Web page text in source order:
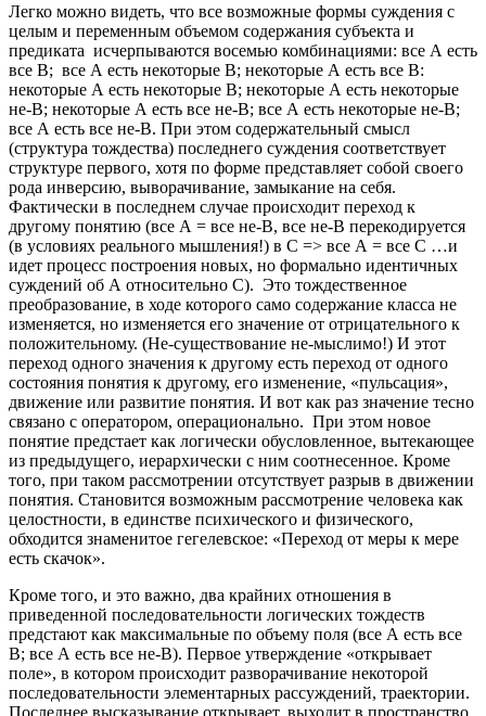
Легко можно видеть, что все возможные формы суждения с
целым и переменным объемом содержания субъекта и
предиката исчерпываются восемью комбинациями: все А есть
все В; все А есть некоторые В; некоторые А есть все В:
некоторые А есть некоторые В; некоторые А есть некоторые
не-В; некоторые А есть все не-В; все А есть некоторые не-В;
все А есть все не-В. При этом содержательный смысл
(структура тождества) последнего суждения соответствует
структуре первого, хотя по форме представляет собой своего
рода инверсию, выворачивание, замыкание на себя.
Фактически в последнем случае происходит переход к
другому понятию (все А = все не-В, все не-В перекодируется
(в условиях реального мышления!) в С => все А = все С …и
идет процесс построения новых, но формально идентичных
суждений об А относительно С). Это тождественное
преобразование, в ходе которого само содержание класса не
изменяется, но изменяется его значение от отрицательного к
положительному. (Не-существование не-мыслимо!) И этот
переход одного значения к другому есть переход от одного
состояния понятия к другому, его изменение, «пульсация»,
движение или развитие понятия. И вот как раз значение тесно
связано с оператором, операционально. При этом новое
понятие предстает как логически обусловленное, вытекающее
из предыдущего, иерархически с ним соотнесенное. Кроме
того, при таком рассмотрении отсутствует разрыв в движении
понятия. Становится возможным рассмотрение человека как
целостности, в единстве психического и физического,
обходится знаменитое гегелевское: «Переход от меры к мере
есть скачок».
Кроме того, и это важно, два крайних отношения в
приведенной последовательности логических тождеств
предстают как максимальные по объему поля (все А есть все
В; все А есть все не-В). Первое утверждение «открывает
поле», в котором происходит разворачивание некоторой
последовательности элементарных рассуждений, траектории.
Последнее высказывание открывает, выходит в пространство